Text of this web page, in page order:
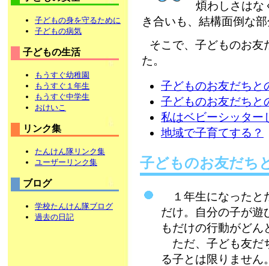
子どもの身を守るために
子どもの病気
子どもの生活
もうすぐ幼稚園
もうすぐ１年生
もうすぐ中学生
おけいこ
リンク集
たんけん隊リンク集
ユーザーリンク集
ブログ
学校たんけん隊ブログ
過去の日記
煩わしさはな
き合いも、結構面倒な
そこで、子どものお友
た。
子どものお友だちと
子どものお友だちと
私はベビーシッター
地域で子育てする？
子どものお友だち
１年生になったと
だけ。自分の子が遊
もだけの行動がど
ただ、子ども友だ
る子とは限りません